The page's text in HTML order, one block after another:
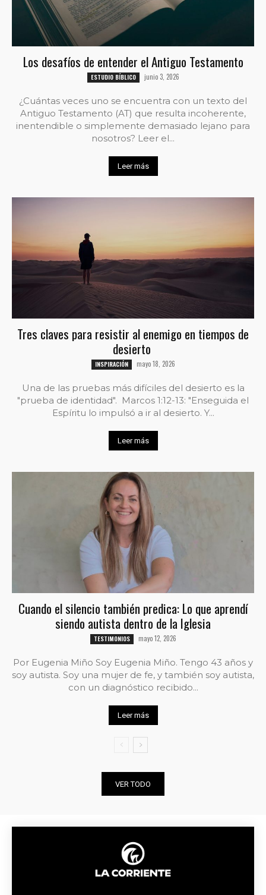
Los desafíos de entender el Antiguo Testamento
ESTUDIO BÍBLICO junio 3, 2026
¿Cuántas veces uno se encuentra con un texto del
Antiguo Testamento (AT) que resulta incoherente,
inentendible o simplemente demasiado lejano para
nosotros? Leer el...
Leer más
Tres claves para resistir al enemigo en tiempos de
desierto
INSPIRACIÓN mayo 18, 2026
Una de las pruebas más difíciles del desierto es la
"prueba de identidad". Marcos 1:12-13: "Enseguida el
Espíritu lo impulsó a ir al desierto. Y...
Leer más
Cuando el silencio también predica: Lo que aprendí
siendo autista dentro de la Iglesia
TESTIMONIOS mayo 12, 2026
Por Eugenia Miño Soy Eugenia Miño. Tengo 43 años y
soy autista. Soy una mujer de fe, y también soy autista,
con un diagnóstico recibido...
Leer más
VER TODO